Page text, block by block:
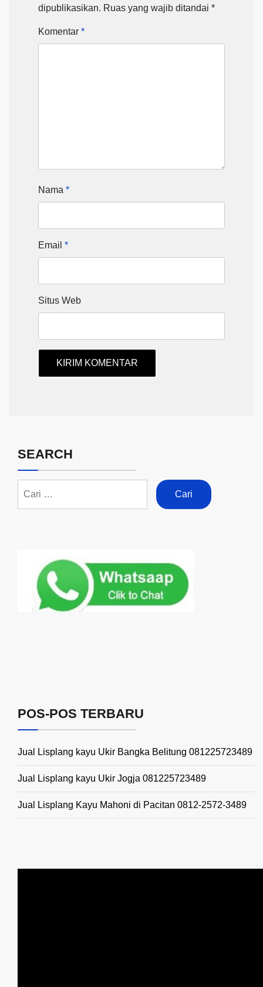
dipublikasikan. Ruas yang wajib ditandai *
Komentar *
Nama *
Email *
Situs Web
SEARCH
POS-POS TERBARU
Jual Lisplang kayu Ukir Bangka Belitung 081225723489
Jual Lisplang kayu Ukir Jogja 081225723489
Jual Lisplang Kayu Mahoni di Pacitan 0812-2572-3489